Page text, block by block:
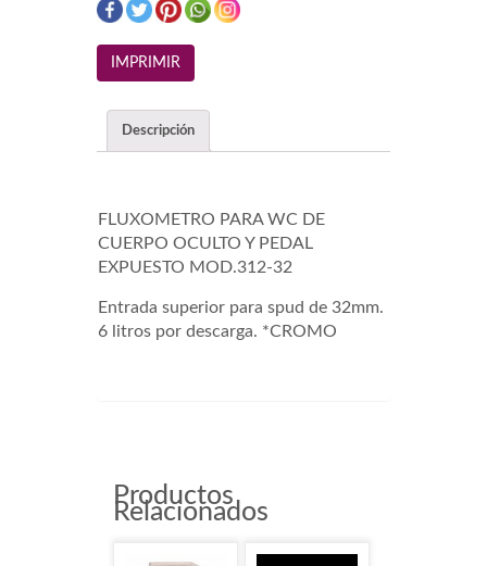
Descripción
FLUXOMETRO PARA WC DE
CUERPO OCULTO Y PEDAL
EXPUESTO MOD.312-32
Entrada superior para spud de 32mm.
6 litros por descarga. *CROMO
Productos
Relacionados